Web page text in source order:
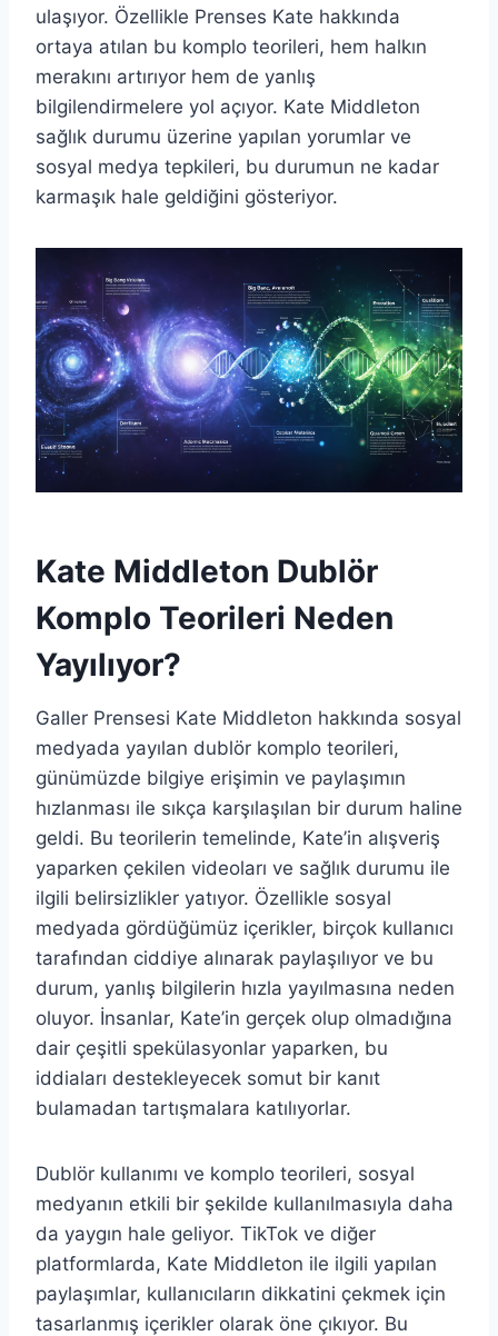
ulaşıyor. Özellikle Prenses Kate hakkında
ortaya atılan bu komplo teorileri, hem halkın
merakını artırıyor hem de yanlış
bilgilendirmelere yol açıyor. Kate Middleton
sağlık durumu üzerine yapılan yorumlar ve
sosyal medya tepkileri, bu durumun ne kadar
karmaşık hale geldiğini gösteriyor.
Kate Middleton Dublör
Komplo Teorileri Neden
Yayılıyor?
Galler Prensesi Kate Middleton hakkında sosyal
medyada yayılan dublör komplo teorileri,
günümüzde bilgiye erişimin ve paylaşımın
hızlanması ile sıkça karşılaşılan bir durum haline
geldi. Bu teorilerin temelinde, Kate’in alışveriş
yaparken çekilen videoları ve sağlık durumu ile
ilgili belirsizlikler yatıyor. Özellikle sosyal
medyada gördüğümüz içerikler, birçok kullanıcı
tarafından ciddiye alınarak paylaşılıyor ve bu
durum, yanlış bilgilerin hızla yayılmasına neden
oluyor. İnsanlar, Kate’in gerçek olup olmadığına
dair çeşitli spekülasyonlar yaparken, bu
iddiaları destekleyecek somut bir kanıt
bulamadan tartışmalara katılıyorlar.
Dublör kullanımı ve komplo teorileri, sosyal
medyanın etkili bir şekilde kullanılmasıyla daha
da yaygın hale geliyor. TikTok ve diğer
platformlarda, Kate Middleton ile ilgili yapılan
paylaşımlar, kullanıcıların dikkatini çekmek için
tasarlanmış içerikler olarak öne çıkıyor. Bu